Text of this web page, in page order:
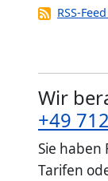
RSS-
Wir
+49
Sie haben
Tarifen